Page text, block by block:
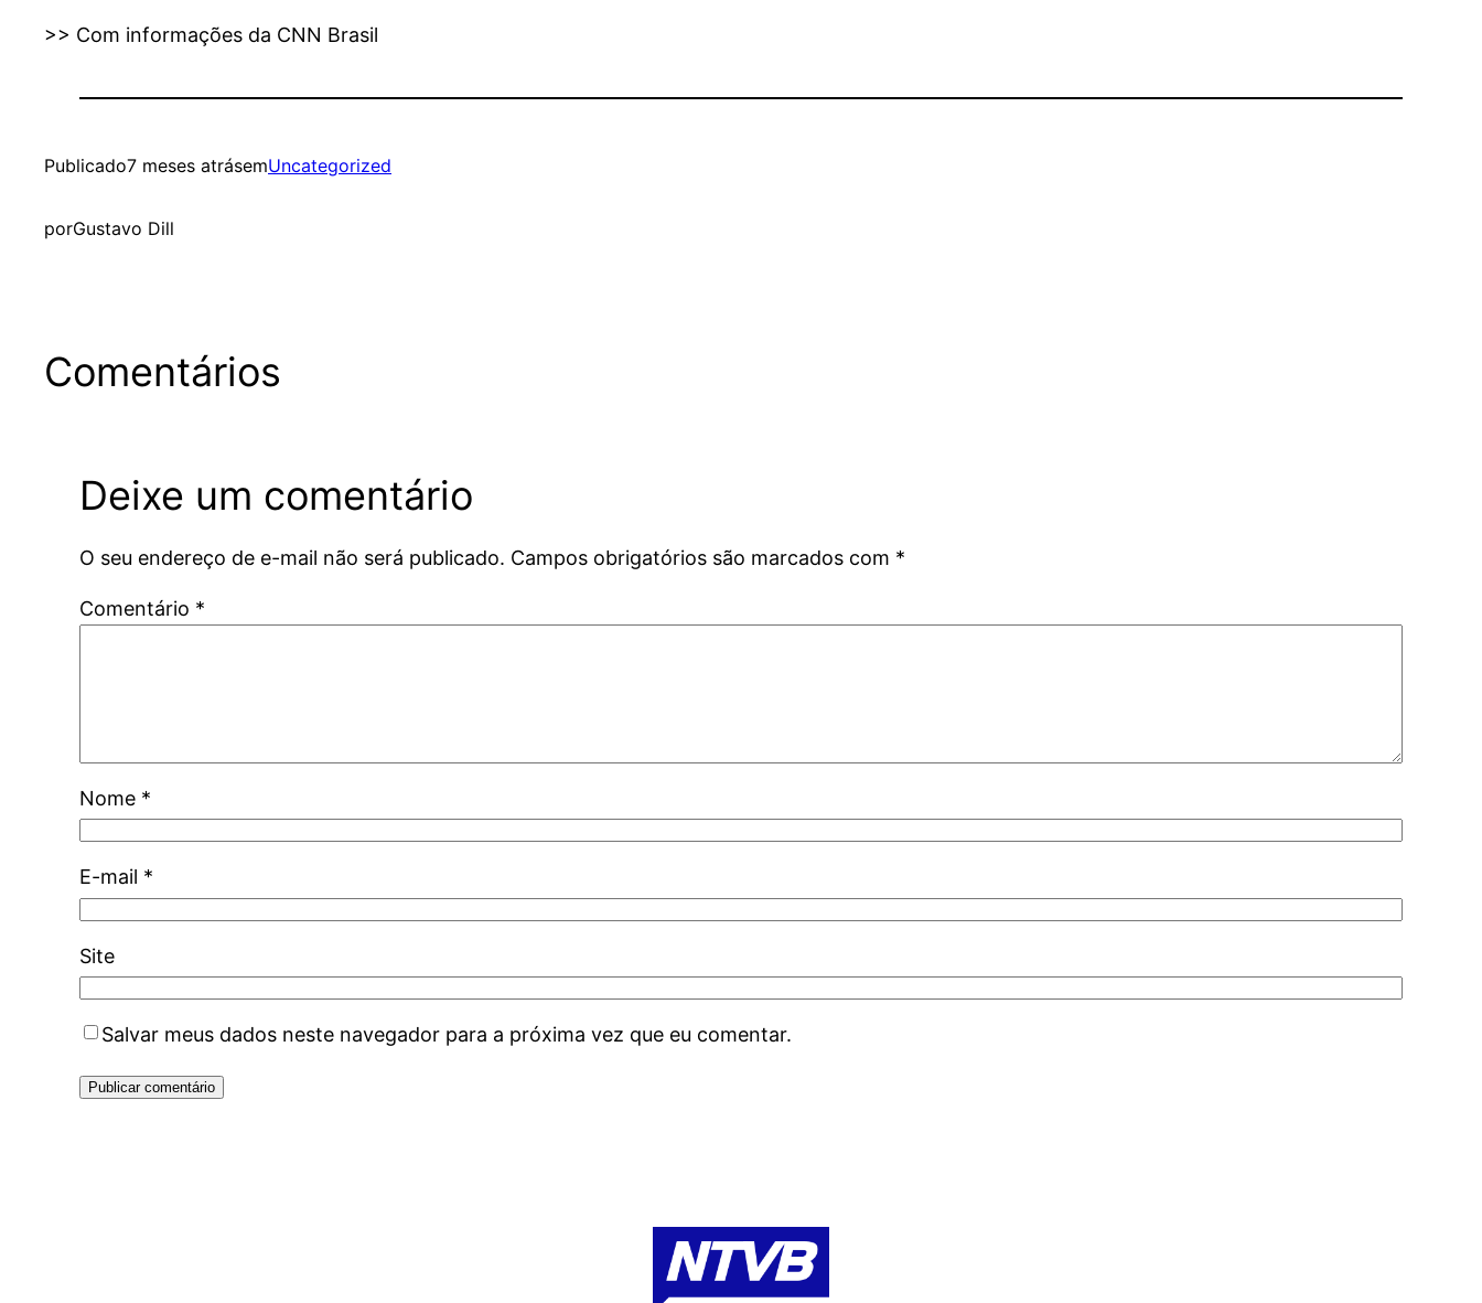
>> Com informações da CNN Brasil
Publicado7 meses atrásemUncategorized
porGustavo Dill
Comentários
Deixe um comentário
O seu endereço de e-mail não será publicado. Campos obrigatórios são marcados com *
Comentário *
Nome *
E-mail *
Site
Salvar meus dados neste navegador para a próxima vez que eu comentar.